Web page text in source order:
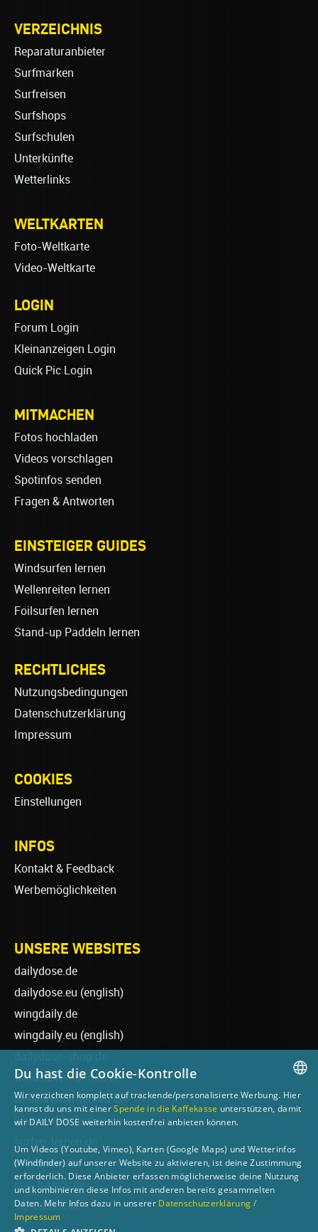
VERZEICHNIS
Reparaturanbieter
Surfmarken
Surfreisen
Surfshops
Surfschulen
Unterkünfte
Wetterlinks
WELTKARTEN
Foto-Weltkarte
Video-Weltkarte
LOGIN
Forum Login
Kleinanzeigen Login
Quick Pic Login
MITMACHEN
Fotos hochladen
Videos vorschlagen
Spotinfos senden
Fragen & Antworten
EINSTEIGER GUIDES
Windsurfen lernen
Wellenreiten lernen
Foilsurfen lernen
Stand-up Paddeln lernen
RECHTLICHES
Nutzungsbedingungen
Datenschutzerklärung
Impressum
COOKIES
Einstellungen
INFOS
Kontakt & Feedback
Werbemöglichkeiten
UNSERE WEBSITES
dailydose.de
dailydose.eu (english)
wingdaily.de
wingdaily.eu (english)
windsurfen-lernen.de
wellenreiten-lernen.de
wingsurfen-lernen.de
foilsurfen.de
sup-basics.de
ski-basics.de
GERMAN
Du hast die Cookie-Kontrolle
Wir verzichten komplett auf trackende/personalisierte Werbung. Hier
kannst du uns mit einerSpende in die Kaffekasse unterstützen, damit
wir DAILY DOSE weiterhin kostenfrei anbieten können.
Um Videos (Youtube, Vimeo), Karten (Google Maps) und Wetterinfos
(Windfinder) auf unserer Website zu aktivieren, ist deine Zustimmung
erforderlich. Diese Anbieter erfassen möglicherweise deine Nutzung
und kombinieren diese Infos mit anderen bereits gesammelten
Daten. Mehr Infos dazu in unserer Datenschutzerklärung /
Impressum